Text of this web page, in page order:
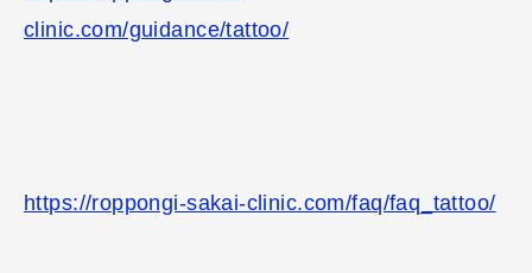
clinic.com/guidance/tattoo/
https://roppongi-sakai-clinic.com/faq/faq_tattoo/